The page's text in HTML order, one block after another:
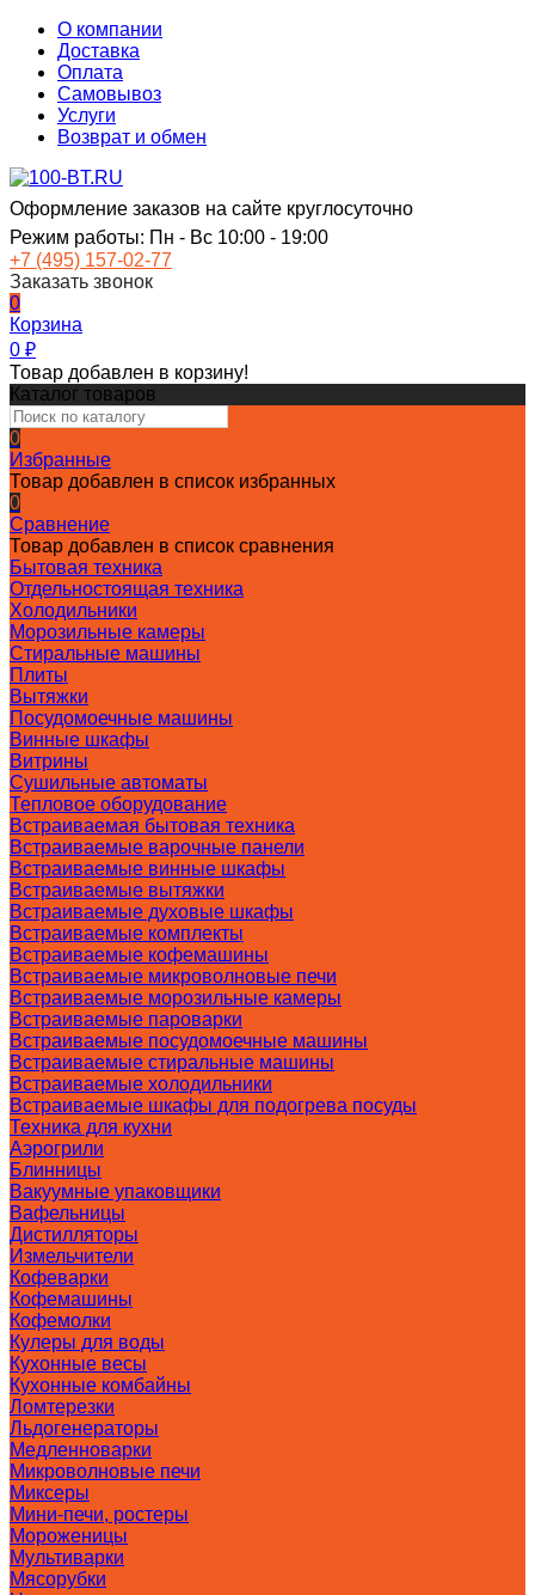
О компании
Доставка
Оплата
Самовывоз
Услуги
Возврат и обмен
Оформление заказов на сайте круглосуточно
Режим работы: Пн - Вс 10:00 - 19:00
+7 (495) 157-02-77
Заказать звонок
0
Корзина
0 ₽
Товар добавлен в корзину!
Каталог товаров
0
Избранные
Товар добавлен в список избранных
0
Сравнение
Товар добавлен в список сравнения
Бытовая техника
Отдельностоящая техника
Холодильники
Морозильные камеры
Стиральные машины
Плиты
Вытяжки
Посудомоечные машины
Винные шкафы
Витрины
Сушильные автоматы
Тепловое оборудование
Встраиваемая бытовая техника
Встраиваемые варочные панели
Встраиваемые винные шкафы
Встраиваемые вытяжки
Встраиваемые духовые шкафы
Встраиваемые комплекты
Встраиваемые кофемашины
Встраиваемые микроволновые печи
Встраиваемые морозильные камеры
Встраиваемые пароварки
Встраиваемые посудомоечные машины
Встраиваемые стиральные машины
Встраиваемые холодильники
Встраиваемые шкафы для подогрева посуды
Техника для кухни
Аэрогрили
Блинницы
Вакуумные упаковщики
Вафельницы
Дистилляторы
Измельчители
Кофеварки
Кофемашины
Кофемолки
Кулеры для воды
Кухонные весы
Кухонные комбайны
Ломтерезки
Льдогенераторы
Медленноварки
Микроволновые печи
Миксеры
Мини-печи, ростеры
Мороженицы
Мультиварки
Мясорубки